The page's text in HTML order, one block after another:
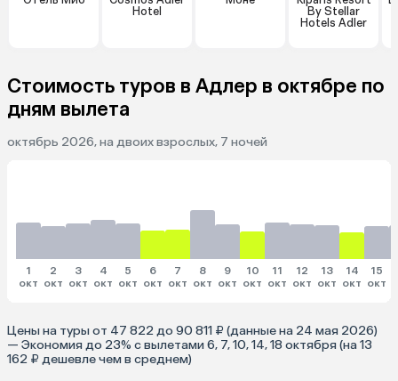
Hotel
By Stellar
Hotels Adler
Стоимость туров в Адлер в октябре по
дням вылета
октябрь 2026, на двоих взрослых, 7 ночей
1
окт
2
окт
3
окт
4
окт
5
окт
6
окт
7
окт
8
окт
9
окт
10
окт
11
окт
12
окт
13
окт
14
окт
15
окт
Цены на туры от 47 822 до 90 811 ₽ (данные на 24 мая 2026)
— Экономия до 23% с вылетами 6, 7, 10, 14, 18 октября (на 13
162 ₽ дешевле чем в среднем)